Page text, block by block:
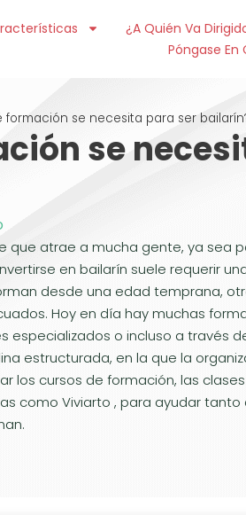
¿A Quién Va
Póngase
formación se necesita para ser
se
que atrae a mucha gente, ya sea
en bailarín suele requerir
desde una edad temprana,
Hoy en día hay muchas
especializados o incluso a través
estructurada, en la que la
los cursos de formación, las
como Viviarto , para ayudar tanto